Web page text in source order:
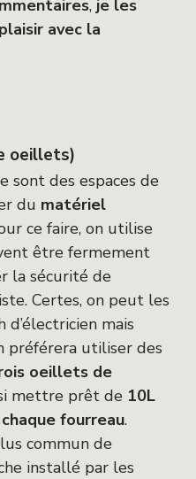
, je les
avec la
oeillets)
sont des espaces de
du matériel
ce faire, on utilise
être fermement
la sécurité de
Certes, on peut les
d’électricien mais
préférera utiliser des
oeillets de
mettre prêt de 10L
fourreau.
commun de
installé par les